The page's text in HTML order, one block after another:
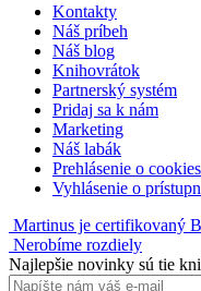
Kontakty
Náš príbeh
Náš blog
Knihovrátok
Partnerský systém
Pridaj sa k nám
Marketing
Náš labák
Prehlásenie o cookies
Vyhlásenie o
Martinus je certifikovaný
Nerobíme rozdiely
Najlepšie novinky sú tie